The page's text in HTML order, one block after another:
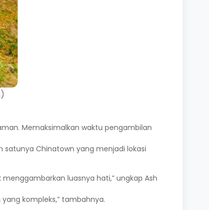
Memaksimalkan waktu pengambilan
satunya Chinatown yang menjadi lokasi
luasnya hati,” ungkap Ash
kompleks,” tambahnya.